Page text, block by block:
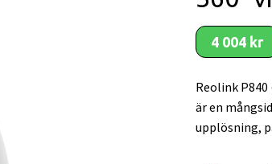
4 004 kr
Reolink P840
är en
upplösning,